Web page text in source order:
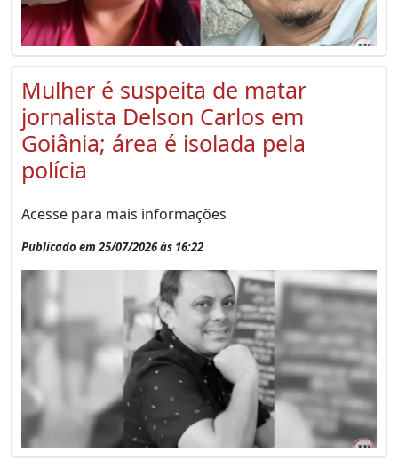
Mulher é suspeita de matar
jornalista Delson Carlos em
Goiânia; área é isolada pela
polícia
Acesse para mais informações
Publicado em 25/07/2026 às 16:22